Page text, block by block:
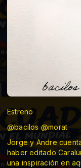
Estreno
@bacilos @morat
Jorge y Andre
haber editado
una inspiración en